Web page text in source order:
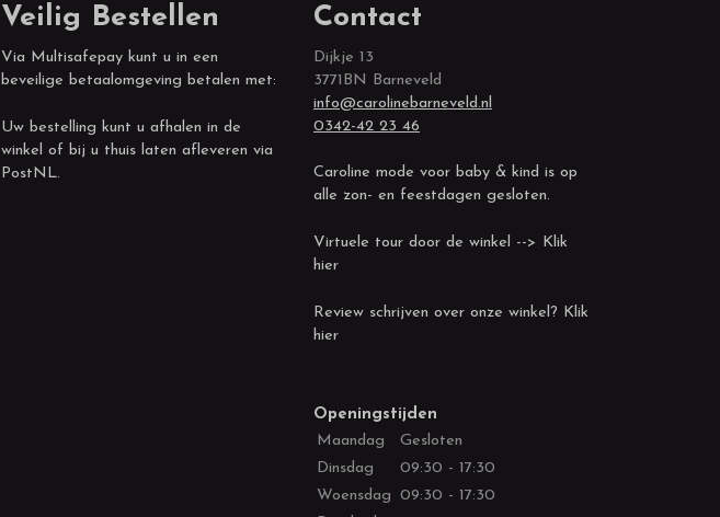
Veilig Bestellen
Via Multisafepay kunt u in een
beveilige betaalomgeving betalen met:
Uw bestelling kunt u afhalen in de
winkel of bij u thuis laten afleveren via
PostNL.
Contact
Dijkje 13
3771BN Barneveld
info@carolinebarneveld.nl
0342-42 23 46
Caroline mode voor baby & kind is op
alle zon- en feestdagen gesloten.
Virtuele tour door de winkel --> Klik
hier
Review schrijven over onze winkel? Klik
hier
Openingstijden
Maandag
Gesloten
Dinsdag
09:30 - 17:30
Woensdag 09:30 - 17:30